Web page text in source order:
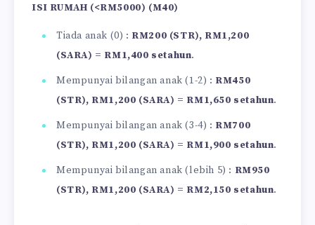
ISI RUMAH (<RM5000) (M40)
Tiada anak (0) : RM200 (STR), RM1,200
(SARA) = RM1,400 setahun.
Mempunyai bilangan anak (1-2) : RM450
(STR), RM1,200 (SARA) = RM1,650 setahun.
Mempunyai bilangan anak (3-4) : RM700
(STR), RM1,200 (SARA) = RM1,900 setahun.
Mempunyai bilangan anak (lebih 5) : RM950
(STR), RM1,200 (SARA) = RM2,150 setahun.